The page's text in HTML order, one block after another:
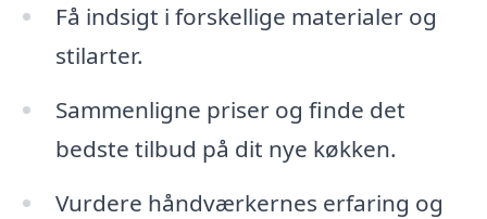
Få indsigt i forskellige materialer og
stilarter.
Sammenligne priser og finde det
bedste tilbud på dit nye køkken.
Vurdere håndværkernes erfaring og